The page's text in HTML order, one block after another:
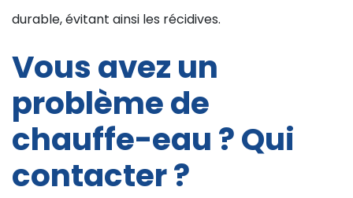
durable, évitant ainsi les récidives.
Vous avez un
problème de
chauffe-eau ? Qui
contacter ?